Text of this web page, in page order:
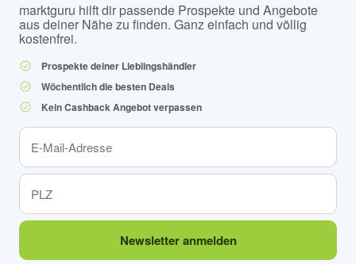
marktguru hilft dir passende Prospekte und Angebote
aus deiner Nähe zu finden. Ganz einfach und völlig
kostenfrei.
Prospekte deiner Lieblingshändler
Wöchentlich die besten Deals
Kein Cashback Angebot verpassen
Newsletter anmelden